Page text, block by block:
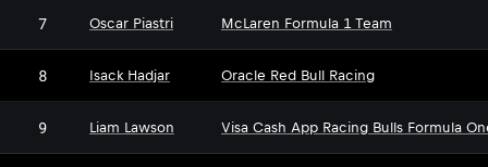
7 Oscar Piastri McLaren Formula 1 Team
8 Isack Hadjar Oracle Red Bull Racing
9 Liam Lawson Visa Cash App Racing Bulls Formula